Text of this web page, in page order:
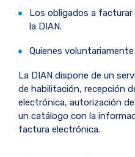
Los obligados a facturar
la DIAN.
Quienes
La DIAN dispone de un
de habilitación, recepción
electrónica, autorización
un catálogo con la
factura electrónica.